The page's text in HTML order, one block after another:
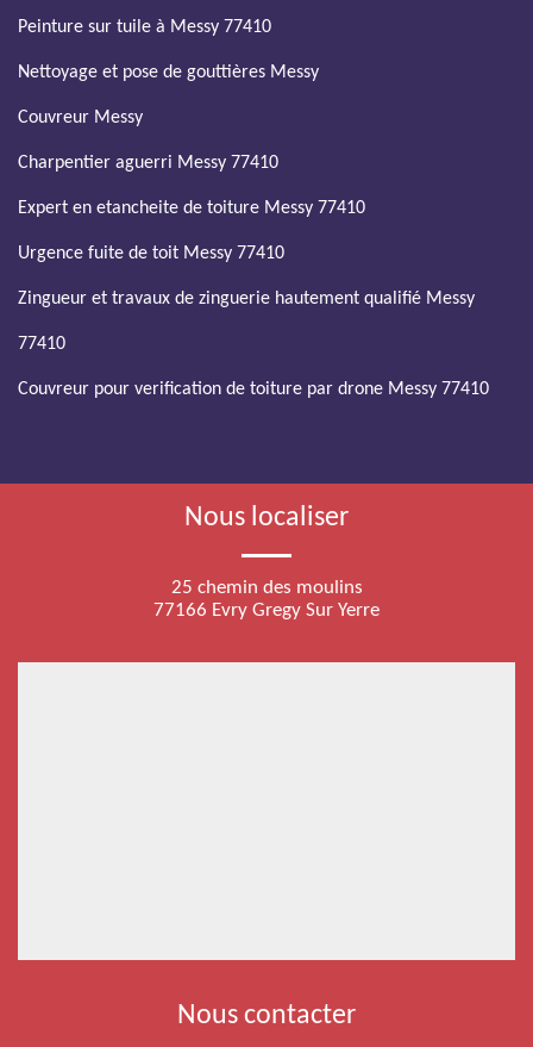
Peinture sur tuile à Messy 77410
Nettoyage et pose de gouttières Messy
Couvreur Messy
Charpentier aguerri Messy 77410
Expert en etancheite de toiture Messy 77410
Urgence fuite de toit Messy 77410
Zingueur et travaux de zinguerie hautement qualifié Messy
77410
Couvreur pour verification de toiture par drone Messy 77410
Nous localiser
25 chemin des moulins
77166 Evry Gregy Sur Yerre
Nous contacter